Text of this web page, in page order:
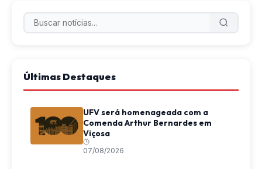
Últimas Destaques
UFV será homenageada com a
Comenda Arthur Bernardes em
Viçosa
07/08/2026